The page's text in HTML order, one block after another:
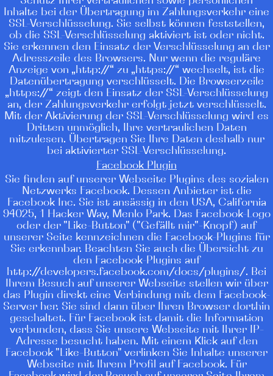
Inhalte bei der Übertragung im Zahlungsverkehr eine
SSL-Verschlüsselung. Sie selbst können feststellen,
ob die SSL-Verschlüsselung aktiviert ist oder nicht.
Sie erkennen den Einsatz der Verschlüsselung an der
Adresszeile des Browsers. Nur wenn die reguläre
Anzeige von „http://“ zu „https://“ wechselt, ist die
Datenübertragung verschlüsselt. Die Browserzeile
„https://“ zeigt den Einsatz der SSL-Verschlüsselung
an, der Zahlungsverkehr erfolgt jetzt verschlüsselt.
Mit der Aktivierung der SSL-Verschlüsselung wird es
Dritten unmöglich, Ihre vertraulichen Daten
mitzulesen. Übertragen Sie Ihre Daten deshalb nur
bei aktivierter SSL-Verschlüsselung.
Facebook Plugin
Sie finden auf unserer Webseite Plugins des sozialen
Netzwerks Facebook. Dessen Anbieter ist die
Facebook Inc. Sie ist ansässig in den USA, California
94025, 1 Hacker Way, Menlo Park. Das Facebook-Logo
oder der "Like-Button" ("Gefällt mir"-Knopf) auf
unserer Seite kennzeichnen die Facebook-Plugins für
Sie erkennbar. Beachten Sie auch die Übersicht zu
den Facebook-Plugins auf
http://developers.facebook.com/docs/plugins/. Bei
Ihrem Besuch auf unserer Webseite stellen wir über
das Plugin direkt eine Verbindung mit dem Facebook-
Server her. Sie sind dann über Ihren Browser dorthin
geschaltet. Für Facebook ist damit die Information
verbunden, dass Sie unsere Webseite mit Ihrer IP-
Adresse besucht haben. Mit einem Klick auf den
Facebook "Like-Button" verlinken Sie Inhalte unserer
Webseite mit Ihrem Profil auf Facebook. Für